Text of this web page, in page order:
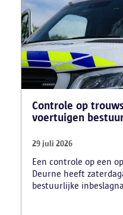
Controle op
voertuigen
29 juli 2026
Een controle op een
Deurne heeft
bestuurlijke